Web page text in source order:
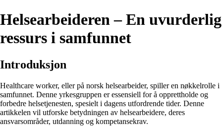
Helsearbeideren – En uvurderlig
ressurs i samfunnet
Introduksjon
Healthcare worker, eller på norsk helsearbeider, spiller en nøkkelrolle i
samfunnet. Denne yrkesgruppen er essensiell for å opprettholde og
forbedre helsetjenesten, spesielt i dagens utfordrende tider. Denne
artikkelen vil utforske betydningen av helsearbeidere, deres
ansvarsområder, utdanning og kompetansekrav.